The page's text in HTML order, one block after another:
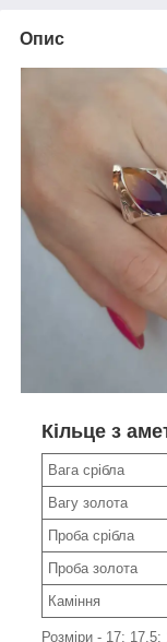
Опис
Кільце з
Вага срібла
Вагу золота
Проба срібла
Проба золота
Каміння
Розміри - 17;